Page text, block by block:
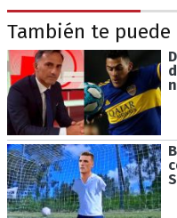
También te